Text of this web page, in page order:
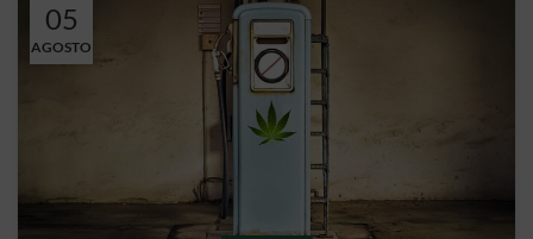
05
AGOSTO